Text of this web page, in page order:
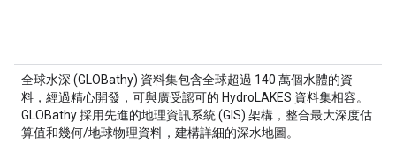
全球水深 (GLOBathy) 資料集包含全球超過 140 萬個水體的資
料，經過精心開發，可與廣受認可的 HydroLAKES 資料集相容。
GLOBathy 採用先進的地理資訊系統 (GIS) 架構，整合最大深度估
算值和幾何/地球物理資料，建構詳細的深水地圖。